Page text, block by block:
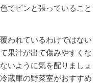
でピンと張っていること
われているわけではない
果汁が出て傷みやすくな
いように気を配りましょ
蔵庫の野菜室がおすすめ